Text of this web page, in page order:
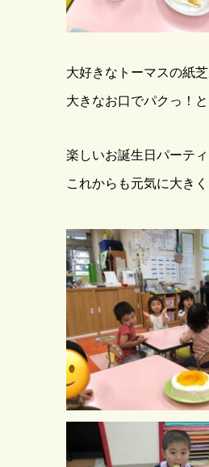
大好きなトーマスの紙
大きなお口でパクっ！
楽しいお誕生日パーテ
これからも元気に大きく